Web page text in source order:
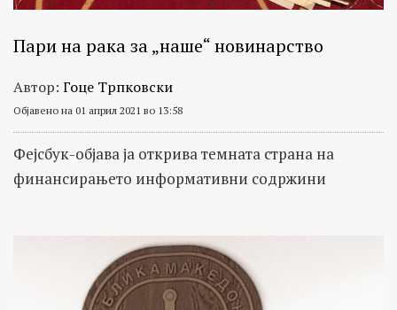
Пари на рака за „наше“ новинарство
Автор: Гоце Трпковски
Објавено на 01 април 2021 во 13:58
Фејсбук-објава ја открива темната страна на
финансирањето информативни содржини